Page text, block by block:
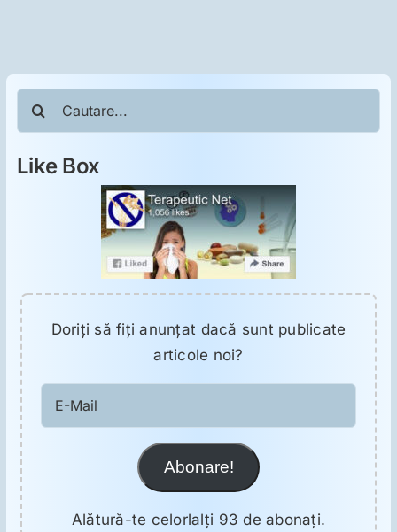
Toxicologie
Antipsihiatrie
Antropologie
Proză utilă
Cautare...
Like Box
Doriţi să fiţi anunţat dacă sunt publicate
articole noi?
Mail
Abonare!
Alătură-te celorlalți 93 de abonați.